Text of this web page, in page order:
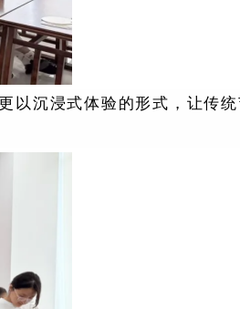
以沉浸式体验的形式，让传统